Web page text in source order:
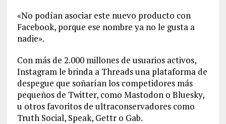
«No podían asociar este nuevo producto con
Facebook, porque ese nombre ya no le gusta a
nadie».
Con más de 2.000 millones de usuarios activos,
Instagram le brinda a Threads una plataforma de
despegue que soñarían los competidores más
pequeños de Twitter, como Mastodon o Bluesky,
u otros favoritos de ultraconservadores como
Truth Social, Speak, Gettr o Gab.